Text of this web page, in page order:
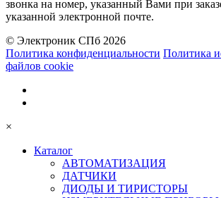
звонка на номер, указанный Вами при
указанной электронной почте.
© Электроник СПб 2026
Политика конфиденциальности Политика
файлов cookie
×
Каталог
АВТОМАТИЗАЦИЯ
ДАТЧИКИ
ДИОДЫ И ТИРИСТОРЫ